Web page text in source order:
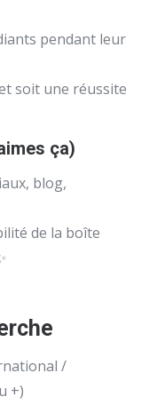
pendant leur
soit une réussite
ça)
blog,
de la boîte
/
+)